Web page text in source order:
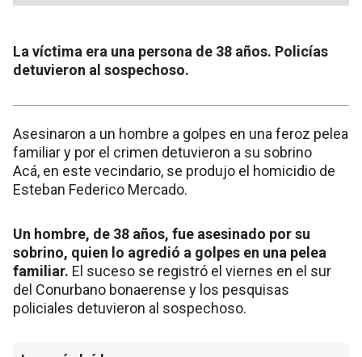
La víctima era una persona de 38 años. Policías
detuvieron al sospechoso.
Asesinaron a un hombre a golpes en una feroz pelea
familiar y por el crimen detuvieron a su sobrino
Acá, en este vecindario, se produjo el homicidio de
Esteban Federico Mercado.
Un hombre, de 38 años, fue asesinado por su
sobrino, quien lo agredió a golpes en una pelea
familiar. El suceso se registró el viernes en el sur
del Conurbano bonaerense y los pesquisas
policiales detuvieron al sospechoso.